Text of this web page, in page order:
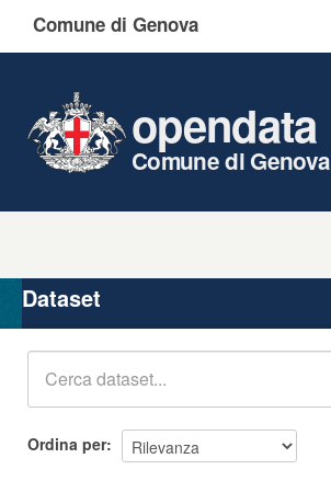
Comune di Genova
opendata
Comune di Genova
Organizzazioni
Gruppi
Dataset
Ordina per